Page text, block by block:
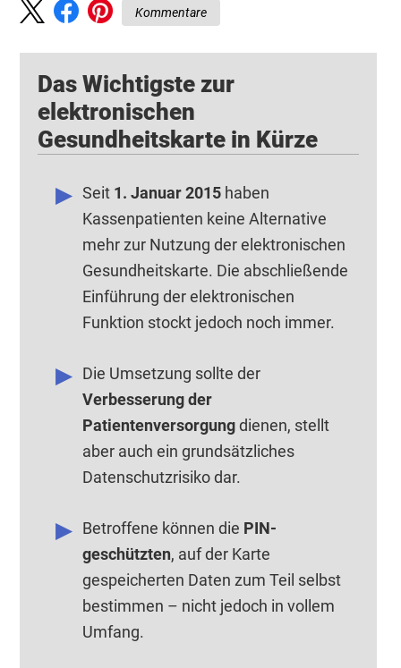
Kommentare
Das Wichtigste zur
elektronischen
Gesundheitskarte in Kürze
Seit 1. Januar 2015 haben
Kassenpatienten keine Alternative
mehr zur Nutzung der elektronischen
Gesundheitskarte. Die abschließende
Einführung der elektronischen
Funktion stockt jedoch noch immer.
Die Umsetzung sollte der
Verbesserung der
Patientenversorgungdienen, stellt
aber auch ein grundsätzliches
Datenschutzrisiko dar.
Betroffene können die PIN-
geschützten, auf der Karte
gespeicherten Daten zum Teil selbst
bestimmen – nicht jedoch in vollem
Umfang.